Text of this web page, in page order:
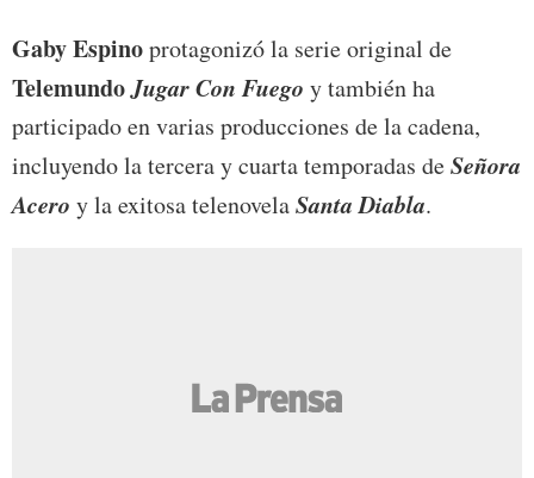
Gaby Espinoprotagonizó la serie original de
TelemundoJugar Con Fuego y también ha
participado en varias producciones de la cadena,
incluyendo la tercera y cuarta temporadas deSeñora
Acero y la exitosa telenovelaSanta Diabla.